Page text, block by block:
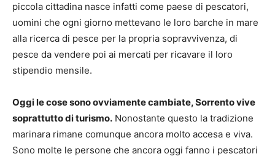
piccola cittadina nasce infatti come paese di pescatori,
uomini che ogni giorno mettevano le loro barche in mare
alla ricerca di pesce per la propria sopravvivenza, di
pesce da vendere poi ai mercati per ricavare il loro
stipendio mensile.
Oggi le cose sono ovviamente cambiate, Sorrento vive
soprattutto di turismo. Nonostante questo la tradizione
marinara rimane comunque ancora molto accesa e viva.
Sono molte le persone che ancora oggi fanno i pescatori